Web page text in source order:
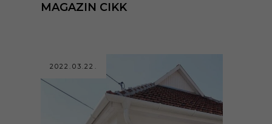
MAGAZIN CIKK
2022.03.22.